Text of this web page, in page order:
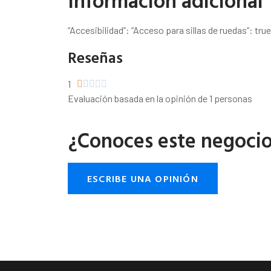
“Accesibilidad”: “Acceso para sillas de ruedas”:
Reseñas
1     
Evaluación basada en la opinión de 1 personas
¿Conoces este
ESCRIBE UNA OPINIÓN